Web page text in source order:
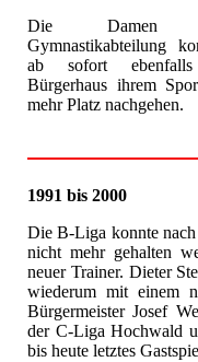
Die Damen
Gymnastikabteilung
ab sofort
Bürgerhaus ihrem
mehr Platz nachgehen.
1991 bis 2000
Die B-Liga konnte
nicht mehr gehalten
neuer Trainer. Dieter
wiederum mit einem
Bürgermeister Josef
der C-Liga Hochwald
bis heute letztes